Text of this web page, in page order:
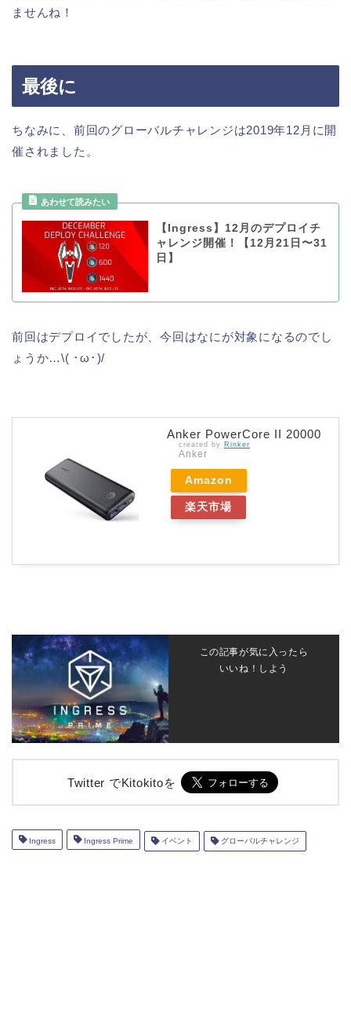
ませんね！
最後に
ちなみに、前回のグローバルチャレンジは2019年12月に開
催されました。
【Ingress】12月のデプロイチ
ャレンジ開催！【12月21日〜31
日】
前回はデプロイでしたが、今回はなにが対象になるのでし
ょうか…\( ･ω･)/
Anker PowerCore II 20000
created by Rinker
Anker
Amazon
楽天市場
この記事が気に入ったら
いいね！しよう
Twitter でKitokitoを
Ingress Ingress Prime イベント グローバルチャレンジ